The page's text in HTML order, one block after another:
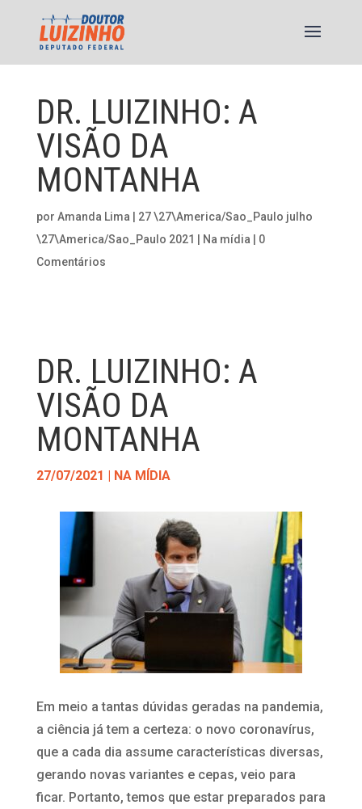
DR. LUIZINHO: A
VISÃO DA
MONTANHA
por Amanda Lima
27 \27\America/Sao_Paulo julho
\27\America/Sao_Paulo 2021
Na mídia
0
Comentários
DR. LUIZINHO: A
VISÃO DA
MONTANHA
27/07/2021 | NA MÍDIA
Em meio a tantas dúvidas geradas na pandemia,
a ciência já tem a certeza: o novo coronavírus,
que a cada dia assume características diversas,
gerando novas variantes e cepas, veio para
ficar. Portanto, temos que estar preparados para